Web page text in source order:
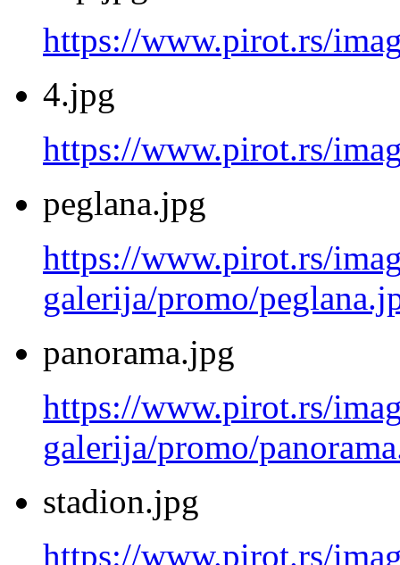
https://www.pirot.rs/
4.jpg
https://www.pirot.rs/
peglana.jpg
https://www.pirot.rs/
galerija/promo/
panorama.jpg
https://www.pirot.rs/
galerija/promo/
stadion.jpg
https://www.pirot.rs/